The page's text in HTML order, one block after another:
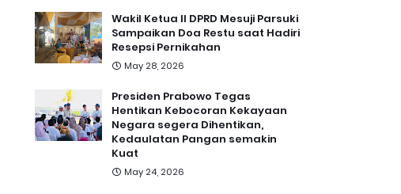
Wakil Ketua II DPRD Mesuji Parsuki
Sampaikan Doa Restu saat Hadiri
Resepsi Pernikahan
May 28, 2026
Presiden Prabowo Tegas
Hentikan Kebocoran Kekayaan
Negara segera Dihentikan,
Kedaulatan Pangan semakin
Kuat
May 24, 2026